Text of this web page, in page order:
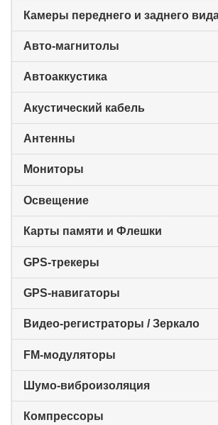
Камеры переднего и заднего
Авто-магнитолы
Автоаккустика
Акустический кабель
Антенны
Мониторы
Освещение
Карты памяти и Флешки
GPS-трекеры
GPS-навигаторы
Видео-регистраторы / Зеркало
FM-модуляторы
Шумо-виброизоляция
Компрессоры